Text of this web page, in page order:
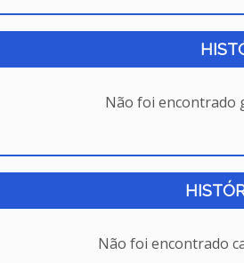
Não foi encontrado
Não foi encontrado